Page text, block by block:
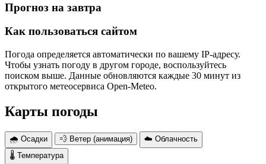
Прогноз на завтра
Как пользоваться сайтом
Погода определяется автоматически по вашему IP-адресу.
Чтобы узнать погоду в другом городе, воспользуйтесь
поиском выше. Данные обновляются каждые 30 минут из
открытого метеосервиса Open-Meteo.
Карты погоды
🌧 Осадки 💨 Ветер (анимация)
☁️ Облачность
🌡 Температура